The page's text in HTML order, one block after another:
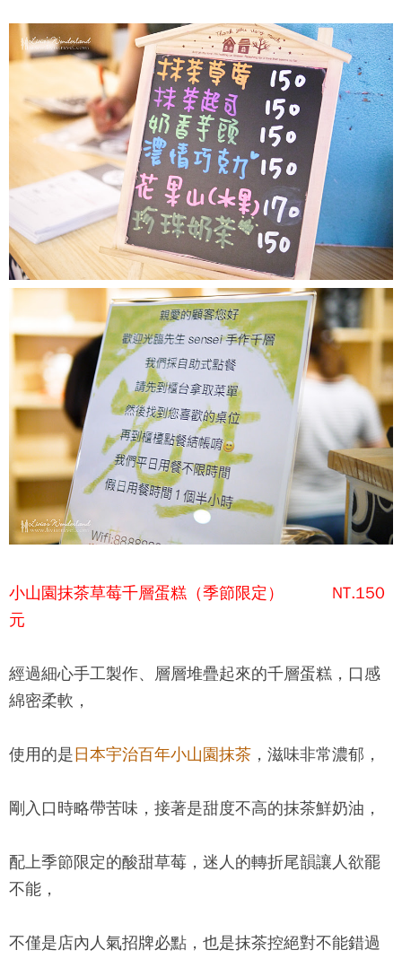
小山園抹茶草莓千層蛋糕（季節限定） NT.150
元
經過細心手工製作、層層堆疊起來的千層蛋糕，口感
綿密柔軟，
使用的是日本宇治百年小山園抹茶 ，滋味非常濃郁，
剛入口時略帶苦味，接著是甜度不高的抹茶鮮奶油，
配上季節限定的酸甜草莓，迷人的轉折尾韻讓人欲罷
不能，
不僅是店內人氣招牌必點，也是抹茶控絕對不能錯過